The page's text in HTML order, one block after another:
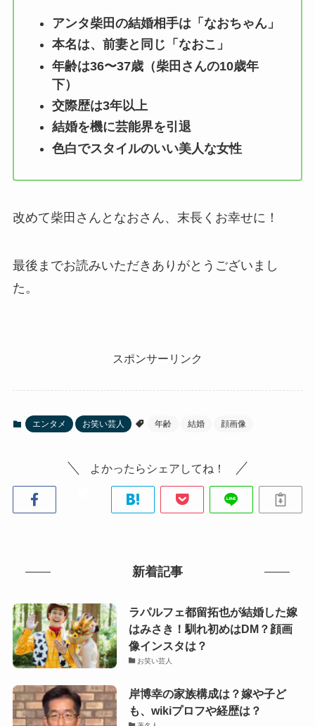
アンタ柴田の結婚相手は「なおちゃん」
本名は、前妻と同じ「なおこ」
年齢は36〜37歳（柴田さんの10歳年
下）
交際歴は3年以上
結婚を機に芸能界を引退
色白でスタイルのいい美人な女性
改めて柴田さんとなおさん、末長くお幸せに！
最後までお読みいただきありがとうございまし
た。
スポンサーリンク
エンタメ お笑い芸人 年齢 結婚 顔画像
よかったらシェアしてね！
新着記事
ラパルフェ都留拓也が結婚した嫁
はみさき！馴れ初めはDM？顔画
像インスタは？
お笑い芸人
岸博幸の家族構成は？嫁や子ど
も、wikiプロフや経歴は？